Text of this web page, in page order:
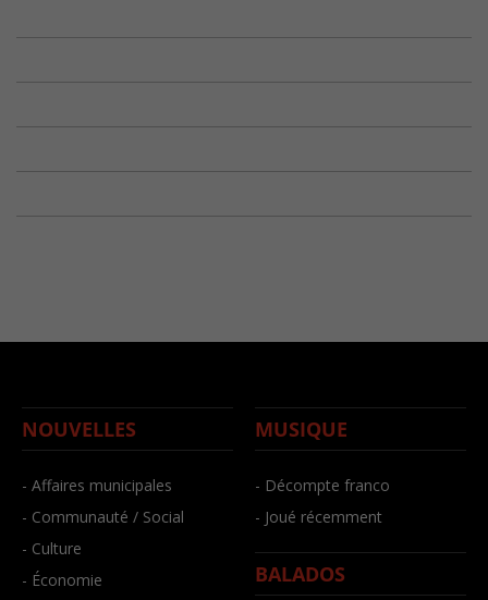
NOUVELLES
- Affaires municipales
- Communauté / Social
- Culture
- Économie
MUSIQUE
- Décompte franco
- Joué récemment
BALADOS